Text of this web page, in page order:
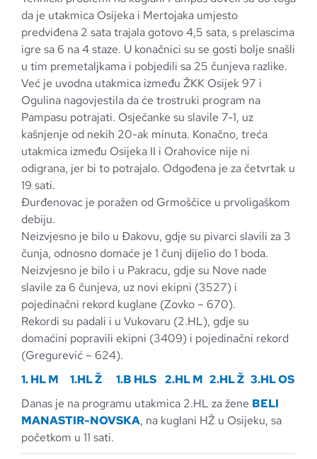
da je utakmica Osijeka i Mertojaka umjesto
predviđena 2 sata trajala gotovo 4,5 sata, s prelascima
igre sa 6 na 4 staze. U konačnici su se gosti bolje snašli
u tim premetaljkama i pobjedili sa 25 čunjeva razlike.
Već je uvodna utakmica između ŽKK Osijek 97 i
Ogulina nagovjestila da će trostruki program na
Pampasu potrajati. Osječanke su slavile 7-1, uz
kašnjenje od nekih 20-ak minuta. Konačno, treća
utakmica između Osijeka II i Orahovice nije ni
odigrana, jer bi to potrajalo. Odgođena je za četvrtak u
19 sati.
Đurđenovac je poražen od Grmoščice u prvoligaškom
debiju.
Neizvjesno je bilo u Đakovu, gdje su pivarci slavili za 3
čunja, odnosno domaće je 1 čunj dijelio do 1 boda.
Neizvjesno je bilo i u Pakracu, gdje su Nove nade
slavile za 6 čunjeva, uz novi ekipni (3527) i
pojedinačni rekord kuglane (Zovko – 670).
Rekordi su padali i u Vukovaru (2.HL), gdje su
domaćini popravili ekipni (3409) i pojedinačni rekord
(Gregurević – 624).
1. HL M
1.HL Ž 1.B HLS 2.HL M 2.HL Ž 3.HL OS
Danas je na programu utakmica 2.HL za žene BELI
MANASTIR-NOVSKA, na kuglani HŽ u Osijeku, sa
početkom u 11 sati.